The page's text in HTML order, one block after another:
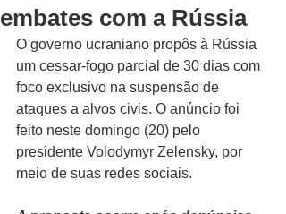
embates com a Rússia
O governo ucraniano propôs à Rússia
um cessar-fogo parcial de 30 dias com
foco exclusivo na suspensão de
ataques a alvos civis. O anúncio foi
feito neste domingo (20) pelo
presidente Volodymyr Zelensky, por
meio de suas redes sociais.